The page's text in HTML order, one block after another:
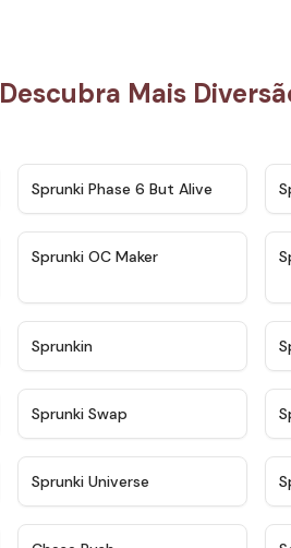
Descubra Mais
★ 4.9
Sprunki Phase 6 But Alive
Sprunki OC Maker
Sprunkin
Sprunki Swap
Sprunki Universe